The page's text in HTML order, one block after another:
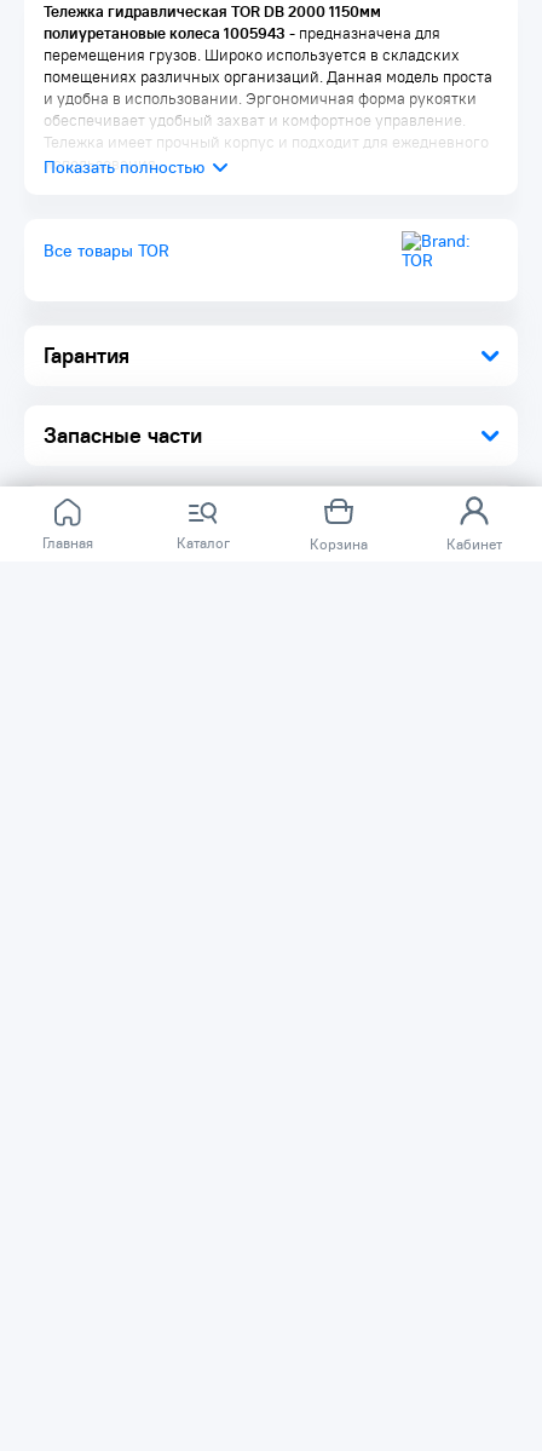
Главная Каталог Корзина Кабинет
Гарантия
Запасные части
Тележка гидравлическая TOR DB 2000 1150мм
полиуретановые колеса 1005943 - предназначена для
перемещения грузов. Широко используется в складских
помещениях различных организаций. Данная модель проста
и удобна в использовании. Эргономичная форма рукоятки
обеспечивает удобный захват и комфортное управление.
Тележка имеет прочный корпус и подходит для ежедневного
использования.
Все товары TOR